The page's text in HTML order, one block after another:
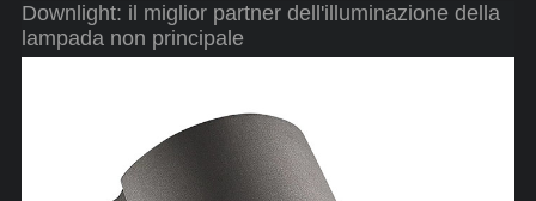
Downlight: il miglior partner dell'illuminazione della
lampada non principale